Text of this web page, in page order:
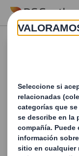
Skip to main content